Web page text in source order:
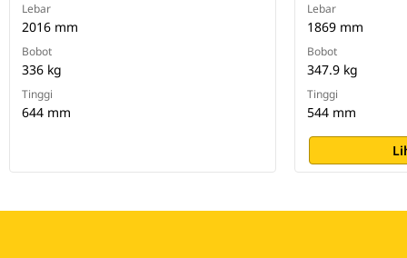
Lebar
2016 mm
Bobot
336 kg
Tinggi
644 mm
Lebar
1869 mm
Bobot
347.9 kg
Tinggi
544 mm